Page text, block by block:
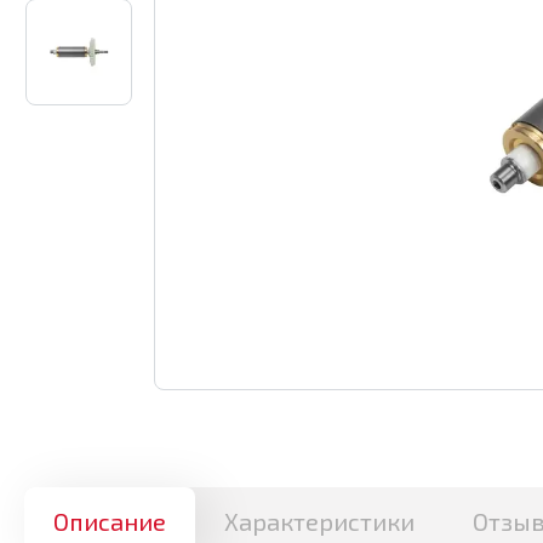
Описание Характеристики